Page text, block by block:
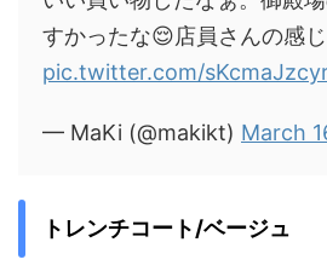
すかったな😌店員さんの感じ
pic.twitter.com/
— MaKi (@makikt) March
トレンチコート/ベージュ